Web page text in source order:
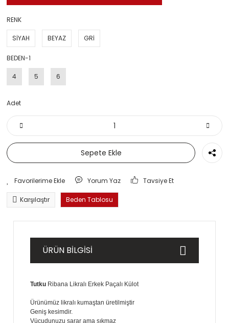
RENK
SİYAH BEYAZ GRİ
BEDEN-1
4 5 6
Adet
Sepete Ekle
Yorum Yaz Tavsiye Et
Karşılaştır Beden Tablosu
ÜRÜN BİLGİSİ
Tutku Ribana Likralı Erkek Paçalı Külot
Ürünümüz likralı kumaştan üretilmiştir
Geniş kesimdir.
Vücudunuzu sarar ama sıkmaz